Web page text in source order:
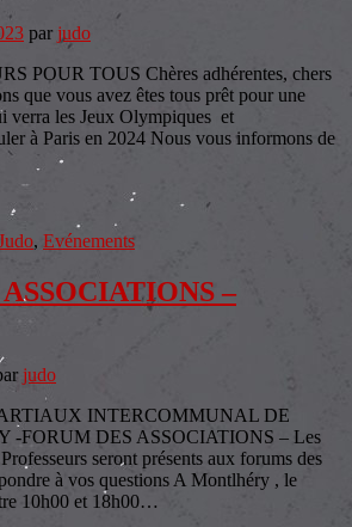
par judo
POUR TOUS Chères adhérentes, chers
que vous avez êtes tous prêt pour une
verra les Jeux Olympiques et
à Paris en 2024 Nous vous informons de
, Evénements
–
judo
INTERCOMMUNAL DE
-FORUM DES ASSOCIATIONS – Les
seront présents aux forums des
à vos questions A Montlhéry , le
10h00 et 18h00…